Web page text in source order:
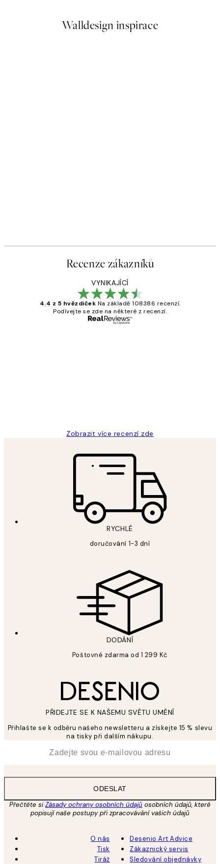
Walldesign inspirace
Recenze zákazníků
VYNIKAJÍCÍ
4.4 z 5 hvězdiček Na základě 108386 recenzí.
Podívejte se zde na některé z recenzí.
Zobrazit více recenzí zde
RYCHLÉ
doručování 1-3 dní
DODÁNÍ
Poštovné zdarma od 1 299 Kč
PŘIDEJTE SE K NAŠEMU SVĚTU UMĚNÍ
Přihlašte se k odběru našeho newsletteru a získejte 15 % slevu
na tisky při dalším nákupu.
ODESLAT
Přečtěte siZásady ochrany osobních údajů osobních údajů, které
popisují naše postupy při zpracovávání vašich údajů
O nás
Tisk
Tiráž
Desenio Art Advice
Zákaznický servis
Sledování objednávky